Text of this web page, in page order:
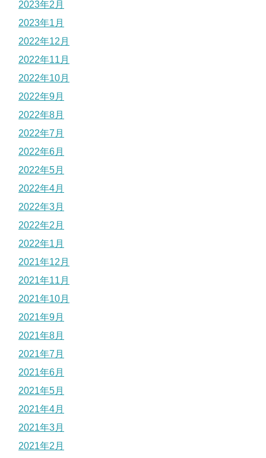
2023年2月
2023年1月
2022年12月
2022年11月
2022年10月
2022年9月
2022年8月
2022年7月
2022年6月
2022年5月
2022年4月
2022年3月
2022年2月
2022年1月
2021年12月
2021年11月
2021年10月
2021年9月
2021年8月
2021年7月
2021年6月
2021年5月
2021年4月
2021年3月
2021年2月